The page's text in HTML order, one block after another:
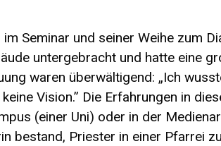
Seminar und seiner Weihe zum
untergebracht und hatte eine
waren überwältigend: „Ich
Vision.” Die Erfahrungen in
(einer Uni) oder in der
bestand, Priester in einer Pfarrei